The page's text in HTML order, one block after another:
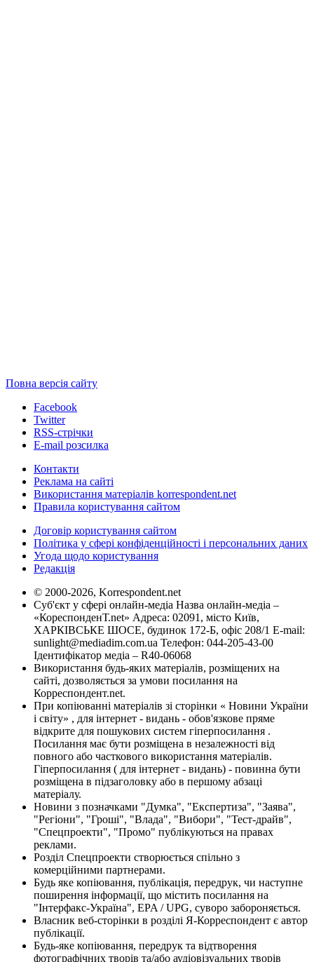
Повна версія сайту
Facebook
Twitter
RSS-стрічки
E-mail розсилка
Контакти
Реклама на сайті
Використання матеріалів korrespondent.net
Правила користування сайтом
Договір користування сайтом
Політика у сфері конфіденційності і персональних даних
Угода щодо користування
Редакція
© 2000-2026, Korrespondent.net
Суб'єкт у сфері онлайн-медіа Назва онлайн-медіа –
«КореспонденТ.net» Адреса: 02091, місто Київ,
ХАРКІВСЬКЕ ШОСЕ, будинок 172-Б, офіс 208/1 E-mail:
sunlight@mediadim.com.ua Телефон: 044-205-43-00
Ідентифікатор медіа – R40-06068
Використання будь-яких матеріалів, розміщених на
сайті, дозволяється за умови посилання на
Корреспондент.net.
При копіюванні матеріалів зі сторінки « Новини України
і світу» , для інтернет - видань - обов'язкове пряме
відкрите для пошукових систем гіперпосилання .
Посилання має бути розміщена в незалежності від
повного або часткового використання матеріалів.
Гіперпосилання ( для інтернет - видань) - повинна бути
розміщена в підзаголовку або в першому абзаці
матеріалу.
Новини з позначками "Думка", "Експертиза", "Заява",
"Регіони", "Гроші", "Влада", "Вибори", "Тест-драйв",
"Спецпроекти", "Промо" публікуються на правах
реклами.
Розділ Спецпроекти створюється спільно з
комерційними партнерами.
Будь яке копіювання, публікація, передрук, чи наступне
поширення інформації, що містить посилання на
"Інтерфакс-Україна", EPA / UPG, суворо забороняється.
Власник веб-сторінки в розділі Я-Корреспондент є автор
публікації.
Будь-яке копіювання, передрук та відтворення
фотографічних творів та/або аудіовізуальних творів